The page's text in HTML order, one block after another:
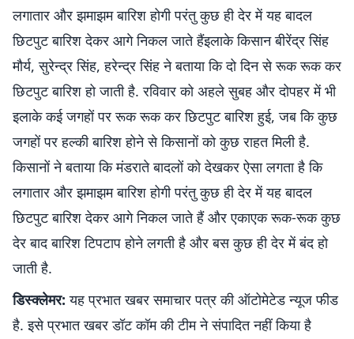
लगातार और झमाझम बारिश होगी परंतु कुछ ही देर में यह बादल
छिटपुट बारिश देकर आगे निकल जाते हैंइलाके किसान बीरेंद्र सिंह
मौर्य, सुरेन्द्र सिंह, हरेन्द्र सिंह ने बताया कि दो दिन से रूक रूक कर
छिटपुट बारिश हो जाती है. रविवार को अहले सुबह और दोपहर में भी
इलाके कई जगहों पर रूक रूक कर छिटपुट बारिश हुई, जब कि कुछ
जगहों पर हल्की बारिश होने से किसानों को कुछ राहत मिली है.
किसानों ने बताया कि मंडराते बादलों को देखकर ऐसा लगता है कि
लगातार और झमाझम बारिश होगी परंतु कुछ ही देर में यह बादल
छिटपुट बारिश देकर आगे निकल जाते हैं और एकाएक रूक-रूक कुछ
देर बाद बारिश टिपटाप होने लगती है और बस कुछ ही देर में बंद हो
जाती है.
डिस्क्लेमर: यह प्रभात खबर समाचार पत्र की ऑटोमेटेड न्यूज फीड
है. इसे प्रभात खबर डॉट कॉम की टीम ने संपादित नहीं किया है